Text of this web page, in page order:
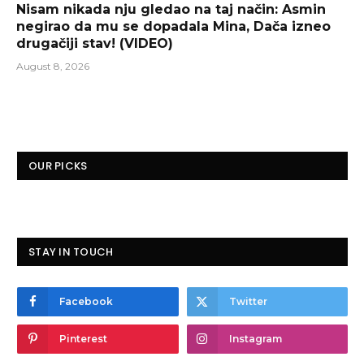
Nisam nikada nju gledao na taj način: Asmin
negirao da mu se dopadala Mina, Dača izneo
drugačiji stav! (VIDEO)
August 8, 2026
OUR PICKS
STAY IN TOUCH
Facebook Twitter
Pinterest Instagram